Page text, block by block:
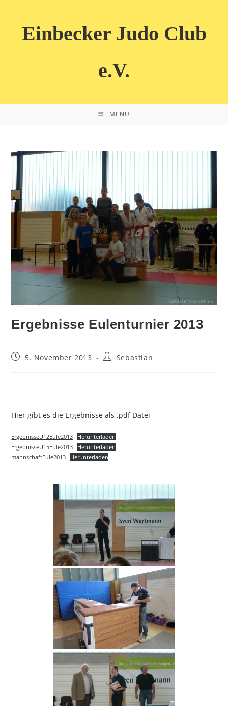
springenEinbecker Judo Club
e.V.
MENÜ
Ergebnisse Eulenturnier 2013
Beitrag5. November 2013
Beitrags-
Sebastian
Hier gibt es die Ergebnisse als .pdf Datei
ErgebnisseU12Eule2013
Herunterladen
ErgebnisseU15Eule2013
Herunterladen
mannschaftEule2013
Herunterladen